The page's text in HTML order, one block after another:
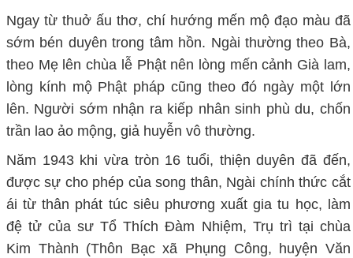
Ngay từ thuở ấu thơ, chí hướng mến mộ đạo màu đã
sớm bén duyên trong tâm hồn. Ngài thường theo Bà,
theo Mẹ lên chùa lễ Phật nên lòng mến cảnh Già lam,
lòng kính mộ Phật pháp cũng theo đó ngày một lớn
lên. Người sớm nhận ra kiếp nhân sinh phù du, chốn
trần lao ảo mộng, giả huyễn vô thường.
Năm 1943 khi vừa tròn 16 tuổi, thiện duyên đã đến,
được sự cho phép của song thân, Ngài chính thức cắt
ái từ thân phát túc siêu phương xuất gia tu học, làm
đệ tử của sư Tổ Thích Đàm Nhiệm, Trụ trì tại chùa
Kim Thành (Thôn Bạc xã Phụng Công, huyện Văn